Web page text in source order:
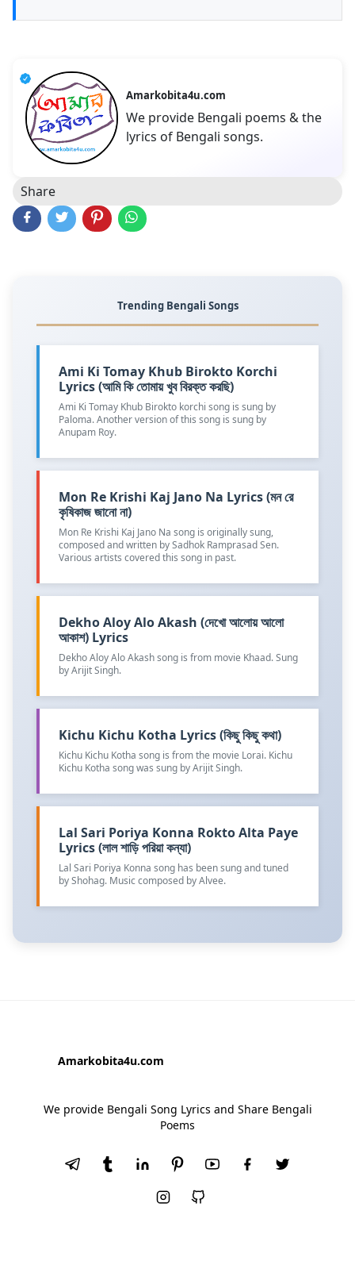
Amarkobita4u.com
We provide Bengali poems & the
lyrics of Bengali songs.
Share
Trending Bengali Songs
Ami Ki Tomay Khub Birokto Korchi
Lyrics (আমি কি তোমায় খুব বিরক্ত করছি)
Ami Ki Tomay Khub Birokto korchi song is sung by
Paloma. Another version of this song is sung by
Anupam Roy.
Mon Re Krishi Kaj Jano Na Lyrics (মন রে
কৃষিকাজ জানো না)
Mon Re Krishi Kaj Jano Na song is originally sung,
composed and written by Sadhok Ramprasad Sen.
Various artists covered this song in past.
Dekho Aloy Alo Akash (দেখো আলোয় আলো
আকাশ) Lyrics
Dekho Aloy Alo Akash song is from movie Khaad. Sung
by Arijit Singh.
Kichu Kichu Kotha Lyrics (কিছু কিছু কথা)
Kichu Kichu Kotha song is from the movie Lorai. Kichu
Kichu Kotha song was sung by Arijit Singh.
Lal Sari Poriya Konna Rokto Alta Paye
Lyrics (লাল শাড়ি পরিয়া কন্যা)
Lal Sari Poriya Konna song has been sung and tuned
by Shohag. Music composed by Alvee.
Amarkobita4u.com
We provide Bengali Song Lyrics and Share Bengali
Poems